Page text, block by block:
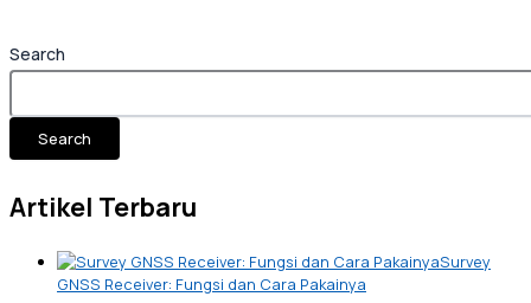
Search
Search
Artikel Terbaru
Survey
GNSS Receiver: Fungsi dan Cara Pakainya